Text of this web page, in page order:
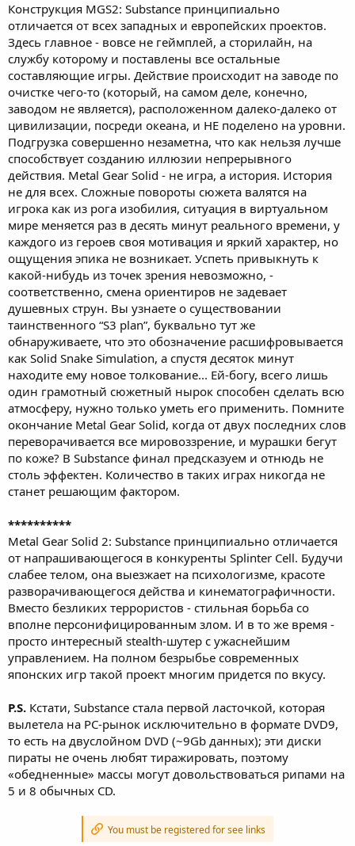
Конструкция MGS2: Substance принципиально
отличается от всех западных и европейских проектов.
Здесь главное - вовсе не геймплей, а сторилайн, на
службу которому и поставлены все остальные
составляющие игры. Действие происходит на заводе по
очистке чего-то (который, на самом деле, конечно,
заводом не является), расположенном далеко-далеко от
цивилизации, посреди океана, и НЕ поделено на уровни.
Подгрузка совершенно незаметна, что как нельзя лучше
способствует созданию иллюзии непрерывного
действия. Metal Gear Solid - не игра, а история. История
не для всех. Сложные повороты сюжета валятся на
игрока как из рога изобилия, ситуация в виртуальном
мире меняется раз в десять минут реального времени, у
каждого из героев своя мотивация и яркий характер, но
ощущения эпика не возникает. Успеть привыкнуть к
какой-нибудь из точек зрения невозможно, -
соответственно, смена ориентиров не задевает
душевных струн. Вы узнаете о существовании
таинственного “S3 plan”, буквально тут же
обнаруживаете, что это обозначение расшифровывается
как Solid Snake Simulation, а спустя десяток минут
находите ему новое толкование... Ей-богу, всего лишь
один грамотный сюжетный нырок способен сделать всю
атмосферу, нужно только уметь его применить. Помните
окончание Metal Gear Solid, когда от двух последних слов
переворачивается все мировоззрение, и мурашки бегут
по коже? В Substance финал предсказуем и отнюдь не
столь эффектен. Количество в таких играх никогда не
станет решающим фактором.
**********
Metal Gear Solid 2: Substance принципиально отличается
от напрашивающегося в конкуренты Splinter Cell. Будучи
слабее телом, она выезжает на психологизме, красоте
разворачивающегося действа и кинематографичности.
Вместо безликих террористов - стильная борьба со
вполне персонифицированным злом. И в то же время -
просто интересный stealth-шутер с ужаснейшим
управлением. На полном безрыбье современных
японских игр такой проект многим придется по вкусу.
P.S. Кстати, Substance стала первой ласточкой, которая
вылетела на PC-рынок исключительно в формате DVD9,
то есть на двуслойном DVD (~9Gb данных); эти диски
пираты не очень любят тиражировать, поэтому
«обедненные» массы могут довольствоваться рипами на
5 и 8 обычных CD.
You must be registered for see links